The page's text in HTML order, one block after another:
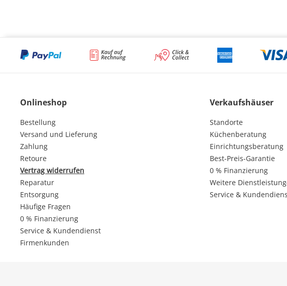
Onlineshop
Bestellung
Versand und Lieferung
Zahlung
Retoure
Vertrag widerrufen
Reparatur
Entsorgung
Häufige Fragen
0 % Finanzierung
Service & Kundendienst
Firmenkunden
Verkaufshäuser
Standorte
Küchenberatung
Einrichtungsberatung
Best-Preis-Garantie
0 % Finanzierung
Weitere
Service &